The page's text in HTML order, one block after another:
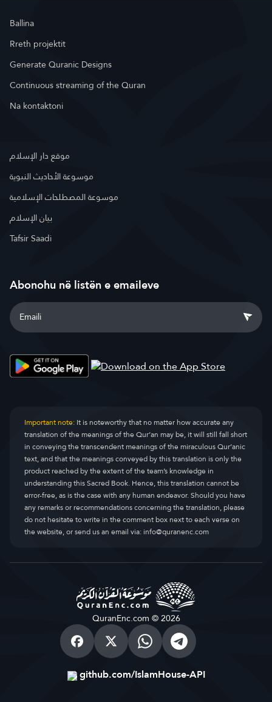
Ballina
Rreth projektit
Generate Quranic Designs
Continuous streaming of the Quran
Na kontaktoni
موقع دار الإسلام
موسوعة الأحاديث النبوية
موسوعة المصطلحات الإسلامية
بيان الإسلام
Tafsir Saadi
Abonohu në listën e emaileve
Important note:It is noteworthy that no matter how accurate any
translation of the meanings of the Qur’an may be, it will still fall short
in conveying the transcendent meanings of the miraculous Qur’anic
text, and that the meanings conveyed by this translation is only the
product reached by the extent of the team’s knowledge in
understanding this Sacred Book. Hence, this translation cannot be
error-free, as is the case with any human endeavor. Should you have
any remarks or recommendations concerning the translation, please
do not hesitate to write in the comment box next to each verse on
the website, or send us an email via:info@quranenc.com
QuranEnc.com © 2026
github.com/IslamHouse-API